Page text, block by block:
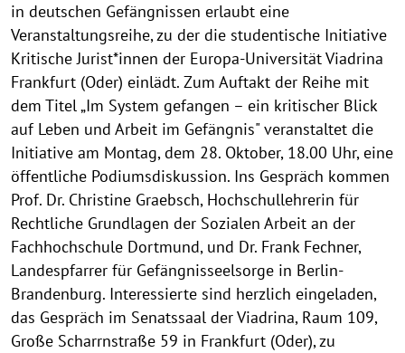
in deutschen Gefängnissen erlaubt eine
Veranstaltungsreihe, zu der die studentische Initiative
Kritische Jurist*innen der Europa-Universität Viadrina
Frankfurt (Oder) einlädt. Zum Auftakt der Reihe mit
dem Titel „Im System gefangen – ein kritischer Blick
auf Leben und Arbeit im Gefängnis" veranstaltet die
Initiative am Montag, dem 28. Oktober, 18.00 Uhr, eine
öffentliche Podiumsdiskussion. Ins Gespräch kommen
Prof. Dr. Christine Graebsch, Hochschullehrerin für
Rechtliche Grundlagen der Sozialen Arbeit an der
Fachhochschule Dortmund, und Dr. Frank Fechner,
Landespfarrer für Gefängnisseelsorge in Berlin-
Brandenburg. Interessierte sind herzlich eingeladen,
das Gespräch im Senatssaal der Viadrina, Raum 109,
Große Scharrnstraße 59 in Frankfurt (Oder), zu